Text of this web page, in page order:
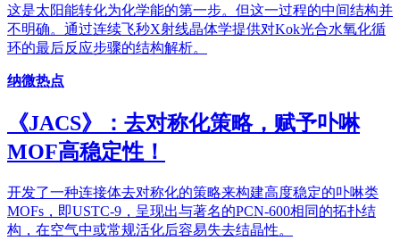
这是太阳能转化为化学能的第一步。但这一过程的中间结构并
不明确。通过连续飞秒X射线晶体学提供对Kok光合水氧化循
环的最后反应步骤的结构解析。
纳微热点
《JACS》：去对称化策略，赋予卟啉
MOF高稳定性！
开发了一种连接体去对称化的策略来构建高度稳定的卟啉类
MOFs，即USTC-9，呈现出与著名的PCN-600相同的拓扑结
构，在空气中或常规活化后容易失去结晶性。